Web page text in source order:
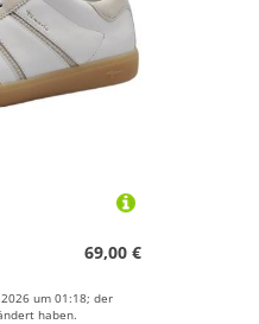
69,00 €
um 01:18; der
haben.